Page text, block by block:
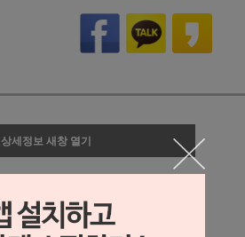
상세정보 새창 열기